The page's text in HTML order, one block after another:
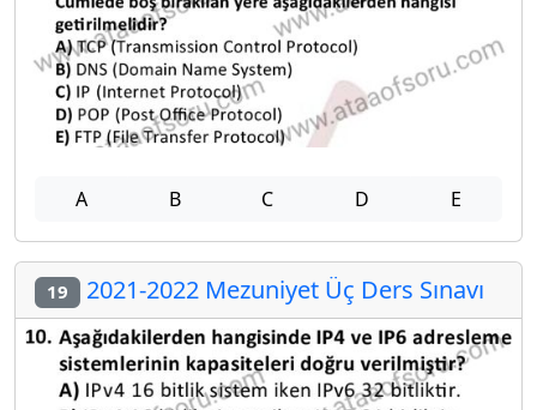
A B C D E
19 2021-2022 Mezuniyet Üç Ders Sınavı